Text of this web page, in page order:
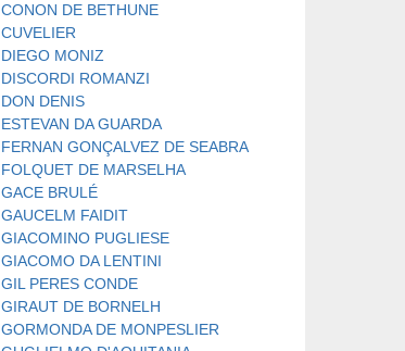
CONON DE BETHUNE
CUVELIER
DIEGO MONIZ
DISCORDI ROMANZI
DON DENIS
ESTEVAN DA GUARDA
FERNAN GONÇALVEZ DE SEABRA
FOLQUET DE MARSELHA
GACE BRULÉ
GAUCELM FAIDIT
GIACOMINO PUGLIESE
GIACOMO DA LENTINI
GIL PERES CONDE
GIRAUT DE BORNELH
GORMONDA DE MONPESLIER